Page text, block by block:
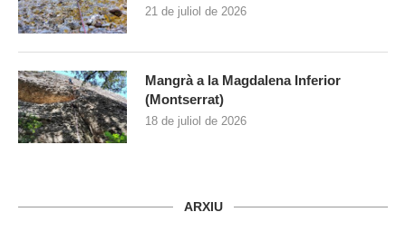
21 de juliol de 2026
Mangrà a la Magdalena Inferior
(Montserrat)
18 de juliol de 2026
ARXIU